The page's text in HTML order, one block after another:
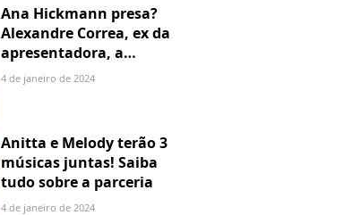
Ana Hickmann presa?
Alexandre Correa, ex da
apresentadora, a
denuncia por alienação
4 de janeiro de 2024
Anitta e Melody terão 3
músicas juntas! Saiba
tudo sobre a parceria
4 de janeiro de 2024